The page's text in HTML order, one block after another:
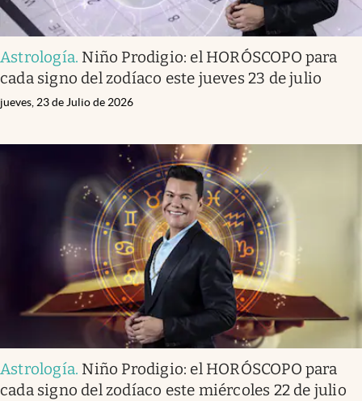
Astrología. Niño Prodigio: el HORÓSCOPO para
cada signo del zodíaco este jueves 23 de julio
jueves, 23 de Julio de 2026
Astrología. Niño Prodigio: el HORÓSCOPO para
cada signo del zodíaco este miércoles 22 de julio